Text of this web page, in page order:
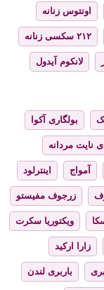
اونتوس زنانه
۲۱۲ سکسی زنانه
لانکوم آیدول
بولگاری آکوا
نایت مردانه
آمواج اینترلود
زرجوف مفیستو
ویکتوریا سکرت
زارا ارکید
باربری لندن